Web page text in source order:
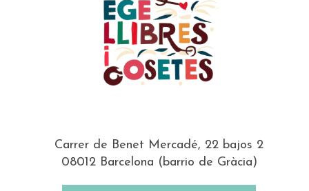
Carrer de Benet Mercadé, 22 bajos 2
08012 Barcelona (barrio de Gràcia)